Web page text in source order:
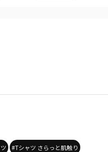
#Tシャツ さらっと肌触り